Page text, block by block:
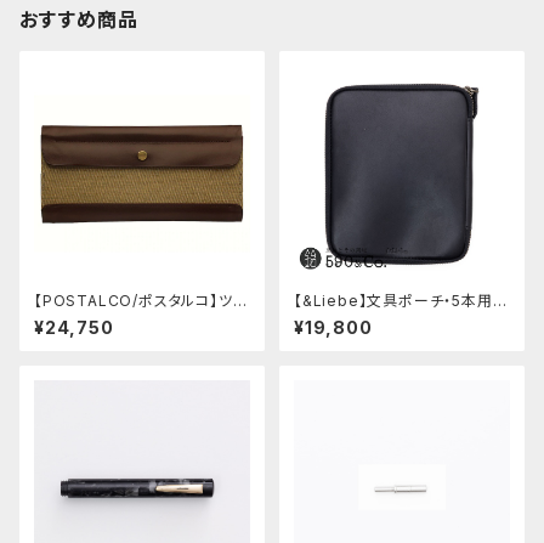
おすすめ商品
【POSTALCO/ポスタルコ】ツー
ルボックス (Olive Green)
¥24,750
【&Liebe】文具ポーチ・5本用
(スムースブラック)
¥19,800